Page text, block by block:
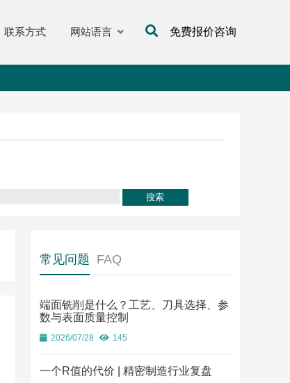
联系方式 网站语言 免费报价咨询
常见问题 FAQ
端面铣削是什么？工艺、刀具选择、参
数与表面质量控制
2026/07/28 145
一个R值的代价 | 精密制造行业复盘